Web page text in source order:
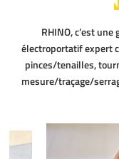
RHINO, c’est
électroportatif expert
pinces/tenailles,
mesure/traçage/